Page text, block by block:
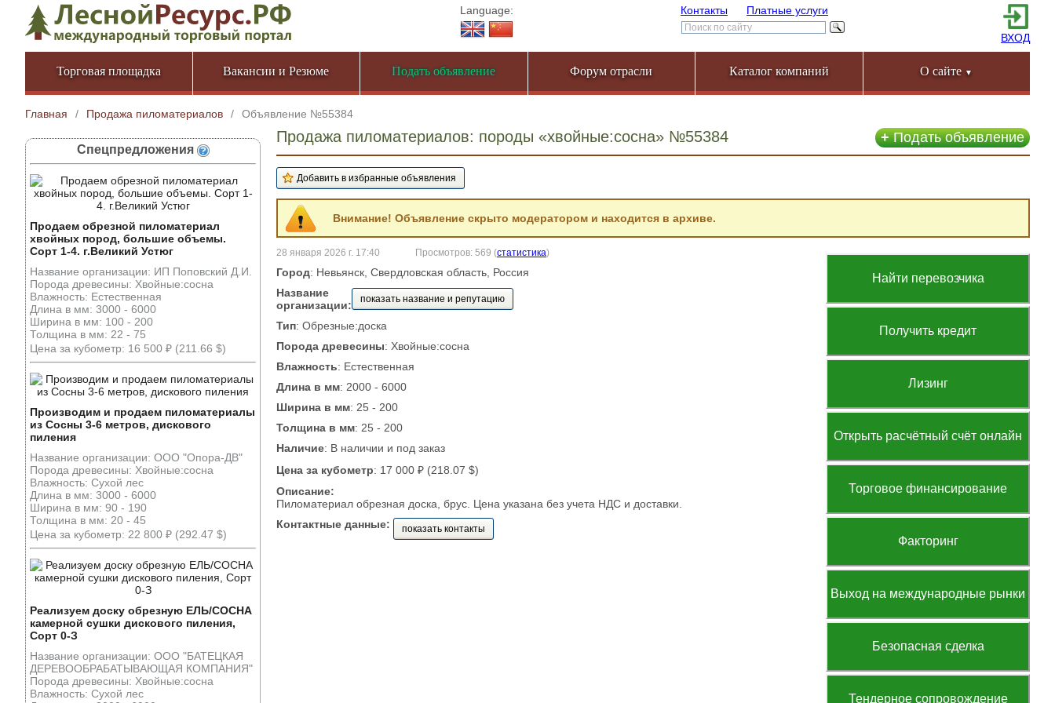
Language: Контакты Платные услуги
ВХОД
Торговая площадка Вакансии и Резюме Подать объявление Форум отрасли Каталог компаний О сайте ▼
Главная / Продажа пиломатериалов / Объявление №55384
Спецпредложения
Продаем обрезной пиломатериал
хвойных пород, большие объемы.
Сорт 1-4. г.Великий Устюг
Название организации: ИП Поповский Д.И.
Порода древесины: Хвойные:сосна
Влажность: Естественная
Длина в мм: 3000 - 6000
Ширина в мм: 100 - 200
Толщина в мм: 22 - 75
Цена за кубометр: 16 500 ₽ (211.66 $)
Производим и продаем пиломатериалы
из Сосны 3-6 метров, дискового
пиления
Название организации: ООО "Опора-ДВ"
Порода древесины: Хвойные:сосна
Влажность: Сухой лес
Длина в мм: 3000 - 6000
Ширина в мм: 90 - 190
Толщина в мм: 20 - 45
Цена за кубометр: 22 800 ₽ (292.47 $)
Реализуем доску обрезную ЕЛЬ/СОСНА
камерной сушки дискового пиления,
Сорт 0-З
Название организации: ООО "БАТЕЦКАЯ
ДЕРЕВООБРАБАТЫВАЮЩАЯ КОМПАНИЯ"
Порода древесины: Хвойные:сосна
Влажность: Сухой лес
+Подать объявление
Продажа пиломатериалов: породы «хвойные:сосна» №55384
Внимание! Объявление скрыто модератором и находится в архиве.
Найти перевозчика
Получить кредит
Лизинг
Открыть расчётный счёт онлайн
Торговое финансирование
Факторинг
Выход на международные рынки
Безопасная сделка
Тендерное сопровождение
28 января 2026 г. 17:40 Просмотров: 569 (статистика)
Город: Невьянск, Свердловская область, Россия
Название
организации:
показать название и репутацию
Тип: Обрезные:доска
Порода древесины: Хвойные:сосна
Влажность: Естественная
Длина в мм: 2000 - 6000
Ширина в мм: 25 - 200
Толщина в мм: 25 - 200
Наличие: В наличии и под заказ
Цена за кубометр: 17 000 ₽ (218.07 $)
Описание:
Пиломатериал обрезная доска, брус. Цена указана без учета НДС и доставки.
Контактные данные:
показать контакты